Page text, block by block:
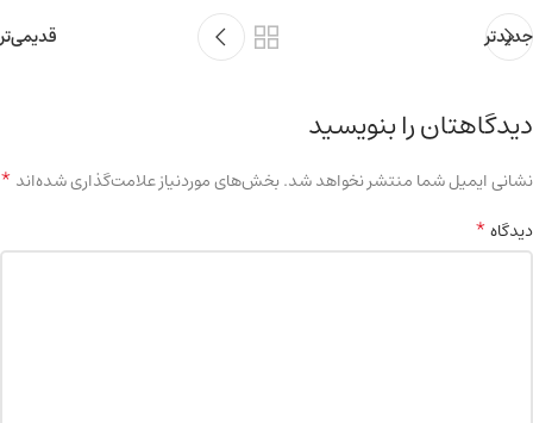
جدیدتر قدیمی‌تر
دیدگاهتان را بنویسید
نشانی ایمیل شما منتشر نخواهد شد.بخش‌های موردنیاز علامت‌گذاری شده‌اند *
دیدگاه*